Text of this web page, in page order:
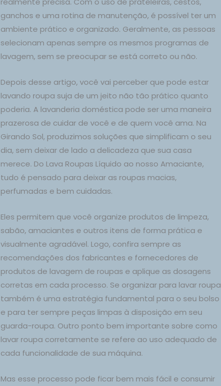
ganchos e uma rotina de manutenção, é possível ter um
ambiente prático e organizado. Geralmente, as pessoas
selecionam apenas sempre os mesmos programas de
lavagem, sem se preocupar se está correto ou não.
Depois desse artigo, você vai perceber que pode estar
lavando roupa suja de um jeito não tão prático quanto
poderia. A lavanderia doméstica pode ser uma maneira
prazerosa de cuidar de você e de quem você ama. Na
Girando Sol, produzimos soluções que simplificam o seu
dia, sem deixar de lado a delicadeza que sua casa
merece. Do Lava Roupas Líquido ao nosso Amaciante,
tudo é pensado para deixar as roupas macias,
perfumadas e bem cuidadas.
Eles permitem que você organize produtos de limpeza,
sabão, amaciantes e outros itens de forma prática e
visualmente agradável. Logo, confira sempre as
recomendações dos fabricantes e fornecedores de
produtos de lavagem de roupas e aplique as dosagens
corretas em cada processo. Se organizar para lavar roupa
também é uma estratégia fundamental para o seu bolso
e para ter sempre peças limpas à disposição em seu
guarda-roupa. Outro ponto bem importante sobre como
lavar roupa corretamente se refere ao uso adequado de
cada funcionalidade de sua máquina.
Mas esse processo pode ficar bem mais fácil e consumir